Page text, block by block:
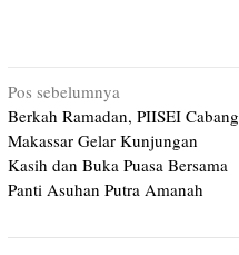
Navigasi
pos
Pos sebelumnya
Berkah Ramadan, PIISEI Cabang
Makassar Gelar Kunjungan
Kasih dan Buka Puasa Bersama
Panti Asuhan Putra Amanah